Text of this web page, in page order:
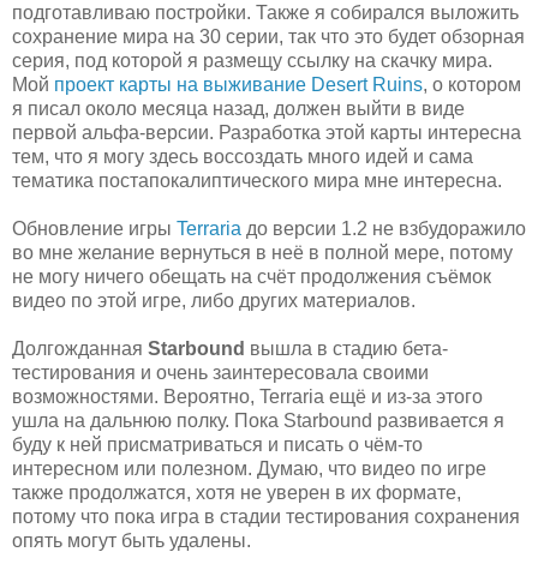
подготавливаю постройки. Также я собирался выложить
сохранение мира на 30 серии, так что это будет обзорная
серия, под которой я размещу ссылку на скачку мира.
Мой проект карты на выживание Desert Ruins, о котором
я писал около месяца назад, должен выйти в виде
первой альфа-версии. Разработка этой карты интересна
тем, что я могу здесь воссоздать много идей и сама
тематика постапокалиптического мира мне интересна.
Обновление игры Terraria до версии 1.2 не взбудоражило
во мне желание вернуться в неё в полной мере, потому
не могу ничего обещать на счёт продолжения съёмок
видео по этой игре, либо других материалов.
Долгожданная Starbound вышла в стадию бета-
тестирования и очень заинтересовала своими
возможностями. Вероятно, Terraria ещё и из-за этого
ушла на дальнюю полку. Пока Starbound развивается я
буду к ней присматриваться и писать о чём-то
интересном или полезном. Думаю, что видео по игре
также продолжатся, хотя не уверен в их формате,
потому что пока игра в стадии тестирования сохранения
опять могут быть удалены.